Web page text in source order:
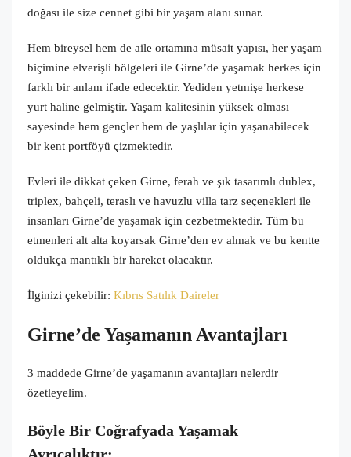
doğası ile size cennet gibi bir yaşam alanı sunar.
Hem bireysel hem de aile ortamına müsait yapısı, her yaşam
biçimine elverişli bölgeleri ile Girne’de yaşamak herkes için
farklı bir anlam ifade edecektir. Yediden yetmişe herkese
yurt haline gelmiştir. Yaşam kalitesinin yüksek olması
sayesinde hem gençler hem de yaşlılar için yaşanabilecek
bir kent portföyü çizmektedir.
Evleri ile dikkat çeken Girne, ferah ve şık tasarımlı dublex,
triplex, bahçeli, teraslı ve havuzlu villa tarz seçenekleri ile
insanları Girne’de yaşamak için cezbetmektedir. Tüm bu
etmenleri alt alta koyarsak Girne’den ev almak ve bu kentte
oldukça mantıklı bir hareket olacaktır.
İlginizi çekebilir: Kıbrıs Satılık Daireler
Girne’de Yaşamanın Avantajları
3 maddede Girne’de yaşamanın avantajları nelerdir
özetleyelim.
Böyle Bir Coğrafyada Yaşamak